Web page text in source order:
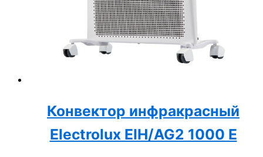
Конвектор инфракрасный
Electrolux EIH/AG2 1000 E